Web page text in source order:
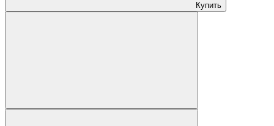
Купить